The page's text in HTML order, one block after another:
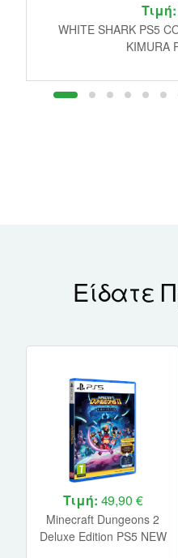
Τιμή:
WHITE SHARK PS5
KIMURA
Είδατε
Τιμή: 49,90 €
Minecraft Dungeons 2
Deluxe Edition PS5 NEW